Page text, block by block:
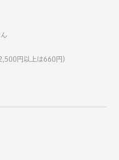
円以上は660円）